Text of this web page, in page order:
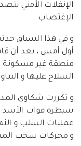
الإنفلات الأمني
الإغتصاب .
و في هذا السياق
أول أمس ، بعد أن
منطقة غير مسكونة
السلاح عليها و
و تكررت شكاوى
سيطرة قوات الأسد و
عمليات السلب و
و محركات سحب